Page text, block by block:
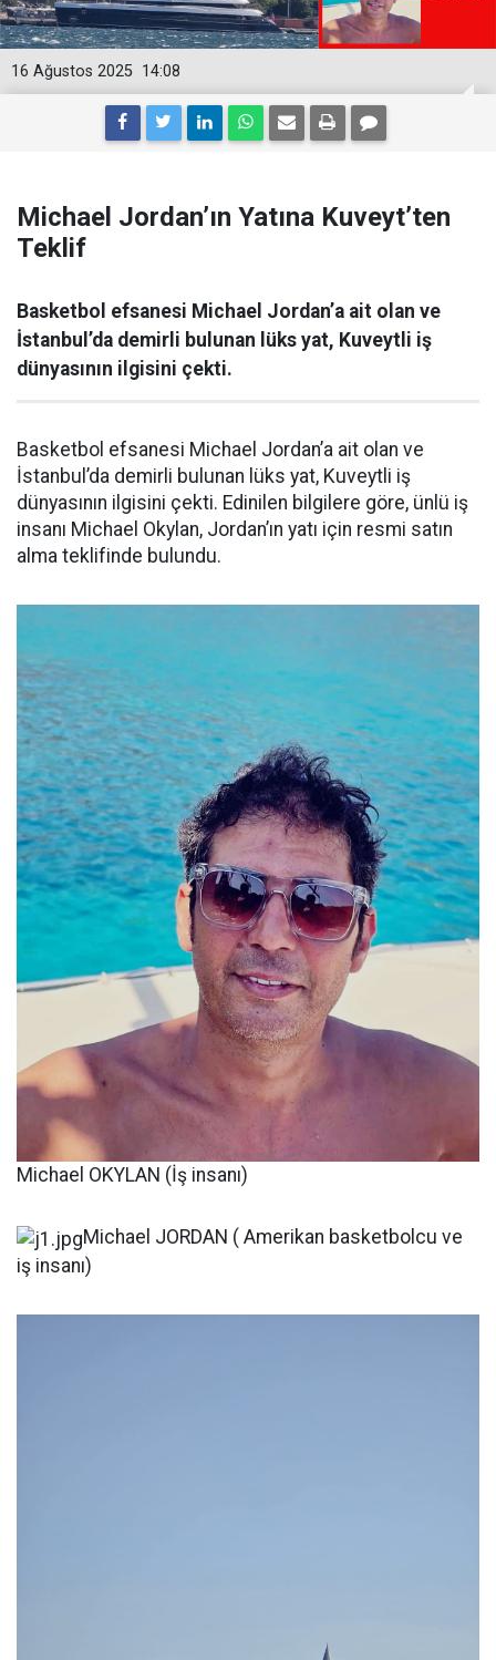
14:08
16 Ağustos 2025
Michael Jordan’ın Yatına Kuveyt’ten
Teklif
Basketbol efsanesi Michael Jordan’a ait olan ve
İstanbul’da demirli bulunan lüks yat, Kuveytli iş
dünyasının ilgisini çekti.
Basketbol efsanesi Michael Jordan’a ait olan ve
İstanbul’da demirli bulunan lüks yat, Kuveytli iş
dünyasının ilgisini çekti. Edinilen bilgilere göre, ünlü iş
insanı Michael Okylan, Jordan’ın yatı için resmi satın
alma teklifinde bulundu.
Michael OKYLAN (İş insanı)
Michael JORDAN ( Amerikan basketbolcu ve
iş insanı)